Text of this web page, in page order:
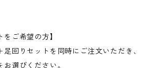
をご希望の方】
足回りセットを同時にご注文いただき、
選びください。